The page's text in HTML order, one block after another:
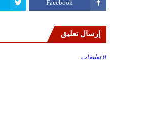
Facebook
إرسال تعليق
0 تعليقات